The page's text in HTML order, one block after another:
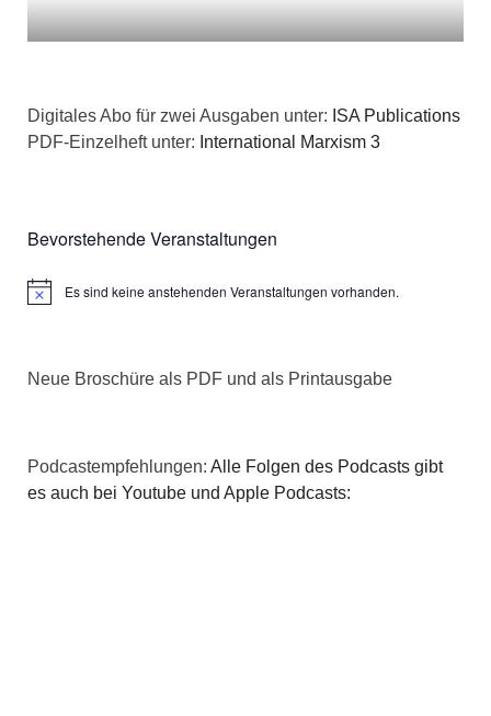
Digitales Abo für zwei Ausgaben unter: ISA Publications
PDF-Einzelheft unter: International Marxism 3
Bevorstehende Veranstaltungen
HinweisEs sind keine anstehenden Veranstaltungen vorhanden.
Neue Broschüre als PDF und als Printausgabe
Podcastempfehlungen: Alle Folgen des Podcasts gibt
es auch bei Youtube und Apple Podcasts: